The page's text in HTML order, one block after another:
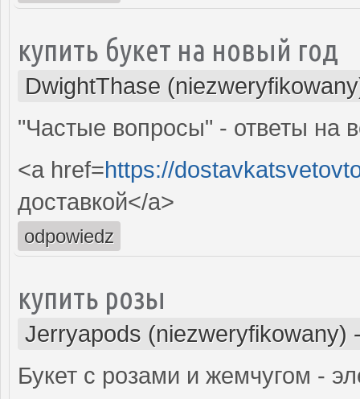
купить букет на новый год
DwightThase
"Частые вопросы" - ответы на
<a href=https://
доставкой</a>
odpowiedz
купить розы
Jerryapods (niezweryfikowany)
Букет с розами и жемчугом -